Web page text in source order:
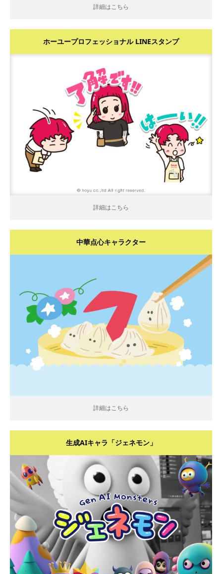
詳細はこちら
ホーユープロフェッショナル LINEスタンプ
詳細はこちら
詳細はこちら
中華点心キャラクター
詳細はこちら
詳細はこちら
生成AIキャラ「ジェネモン」
詳細はこちら